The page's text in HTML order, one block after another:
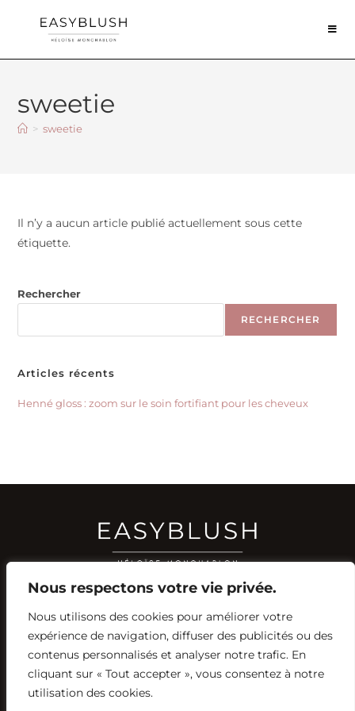
Nous respectons votre vie privée.
Nous utilisons des cookies pour améliorer votre
expérience de navigation, diffuser des publicités ou des
contenus personnalisés et analyser notre trafic. En
cliquant sur « Tout accepter », vous consentez à notre
utilisation des cookies.
sweetie
> sweetie
Il n’y a aucun article publié actuellement sous cette
étiquette.
Rechercher
RECHERCHER
Articles récents
Henné gloss : zoom sur le soin fortifiant pour les cheveux
RÉSEAUX SOCIAUX
YOUTUBE
INSTAGRAM
FACEBOOK
PINTEREST